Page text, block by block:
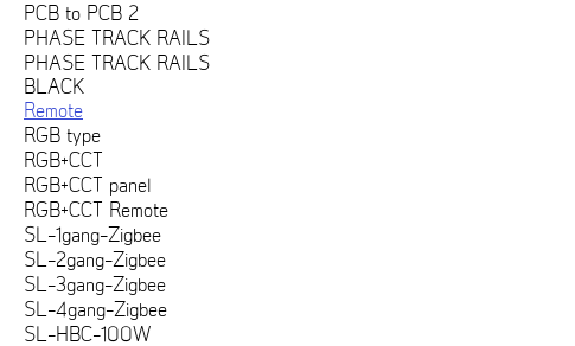
PCB to PCB 2
PHASE TRACK RAILS
PHASE TRACK RAILS
BLACK
Remote
RGB type
RGB+CCT
RGB+CCT panel
RGB+CCT Remote
SL-1gang-Zigbee
SL-2gang-Zigbee
SL-3gang-Zigbee
SL-4gang-Zigbee
SL-HBC-100W